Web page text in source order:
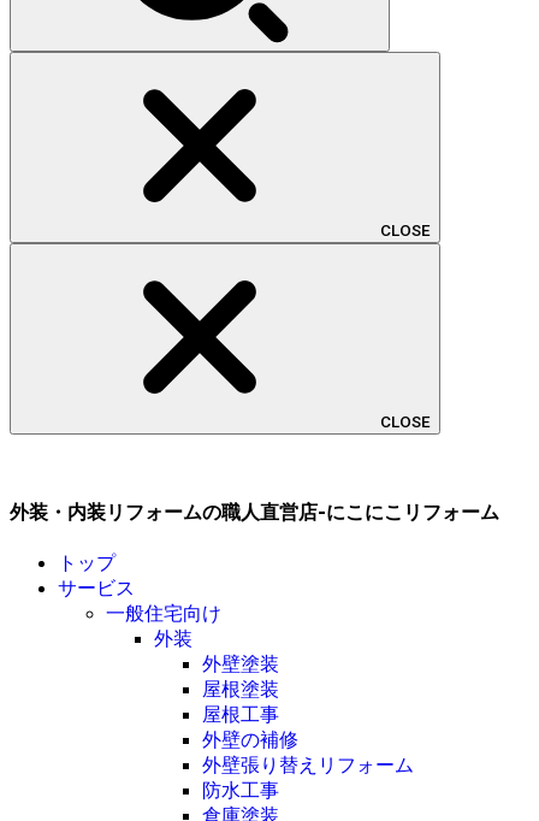
CLOSE
CLOSE
外装・内装リフォームの職人直営店-にこにこリフォーム
トップ
サービス
一般住宅向け
外装
外壁塗装
屋根塗装
屋根工事
外壁の補修
外壁張り替えリフォーム
防水工事
倉庫塗装